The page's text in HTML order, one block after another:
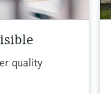
quality